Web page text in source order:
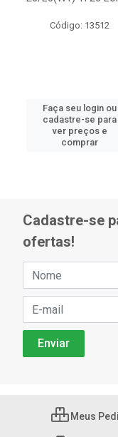
Código: 13512
Faça seu login ou
cadastre-se para
ver preços e
comprar
Cadastre-se
ofertas!
Meus